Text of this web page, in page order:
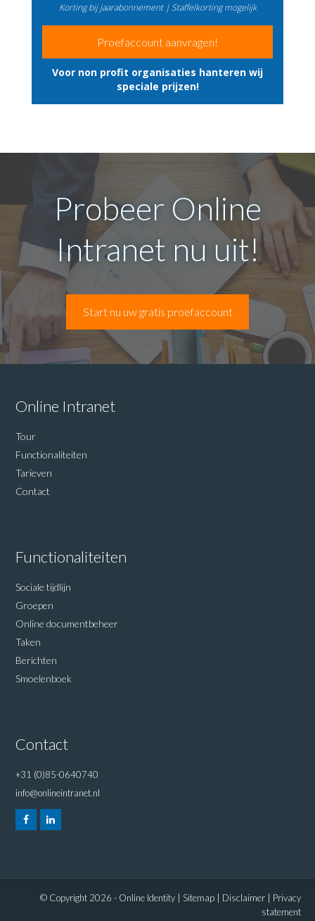
Korting bij jaarabonnement | Staffelkorting mogelijk
Proefaccount aanvragen!
Voor non profit organisaties hanteren wij
speciale prijzen!
Probeer Online
Intranet nu uit!
Start nu uw gratis proefaccount
Online Intranet
Tour
Functionaliteiten
Tarieven
Contact
Functionaliteiten
Sociale tijdlijn
Groepen
Online documentbeheer
Taken
Berichten
Smoelenboek
Contact
+31 (0)85-0640740
info@onlineintranet.nl
© Copyright 2026 - Online Identity | Sitemap Disclaimer
Privacy
statement